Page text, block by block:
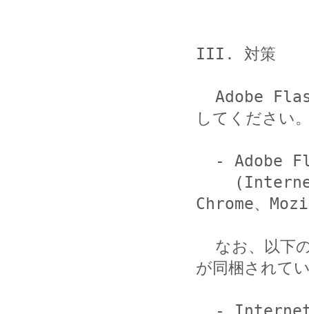
III. 対策
してください
Chrome、
が同梱されて